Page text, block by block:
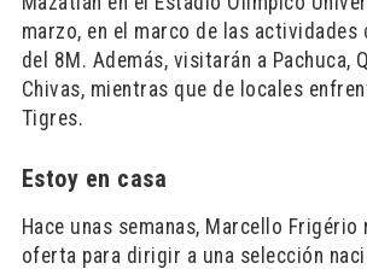
marzo, en el marco de las actividades
del 8M. Además, visitarán a Pachuca,
Chivas, mientras que de locales
Tigres.
Estoy en casa
Hace unas semanas, Marcello Frigério
oferta para dirigir a una selección